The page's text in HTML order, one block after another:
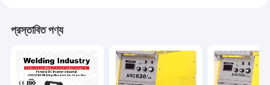
প্রস্তাবিত পণ্য